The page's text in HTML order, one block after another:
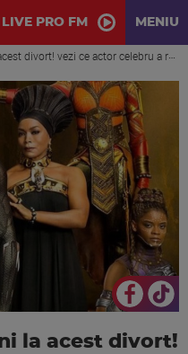
LIVE PRO FM MENIU
ce actor celebru a ramas singur chiar de sarbatori!
la acest divort!